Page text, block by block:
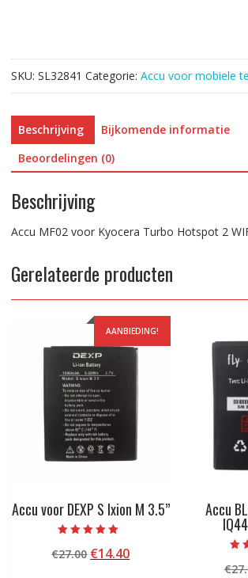
Router
aantal
SKU: SL32841 Categorie: Accu voor mobiele
Beschrijving
Bijkomende informatie
Beoordelingen (0)
Beschrijving
Accu MF02 voor Kyocera Turbo Hotspot 2
Gerelateerde producten
AANBIEDING!
Accu voor DEXP S Ixion M 3.5”
5.00
van 5
€27.00 Oorspronkelijke
€14.40Huidige
Accu
€